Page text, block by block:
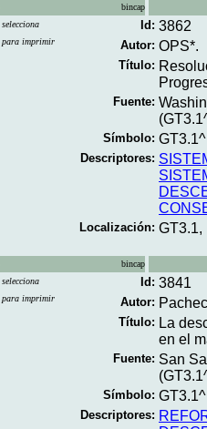
bincap
selecciona
para imprimir
Id: 3862
Autor: OPS*.
Título:
Fuente:
Símbolo:
Descriptores:
Localización: GT3.1,
bincap
selecciona
para imprimir
Id: 3841
Autor:
Título: La
en el
Fuente: San
Símbolo:
Descriptores: